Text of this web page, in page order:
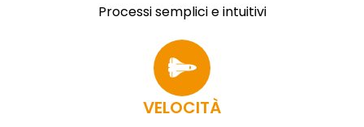
Processi semplici e intuitivi
VELOCITÀ